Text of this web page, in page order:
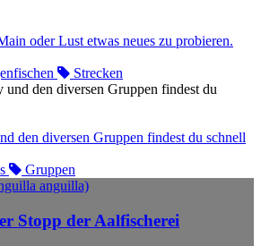
oder Lust etwas neues zu probieren.
Strecken
den diversen Gruppen findest du schnell
Gruppen
Stopp der Aalfischerei